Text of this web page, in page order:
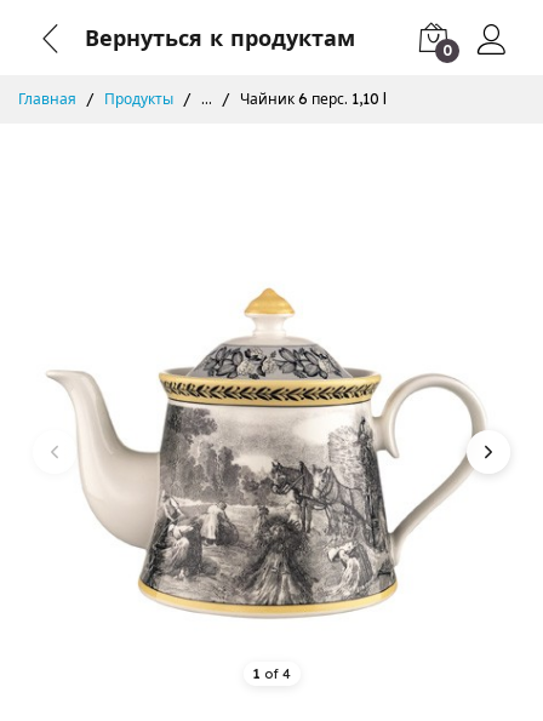
Вернуться к продуктам 0
Главная Продукты ... Чайник 6 перс. 1,10 l
1 of 4